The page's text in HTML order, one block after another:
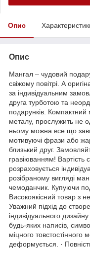
Опис
Опис
Мангал – чудовий
свіжому повітрі. А
за індивідуальним
друга турботою та
подарунків. Компактний
металу, прослужить не
ньому можна все що
мотивуючі фрази або
близький друг.
гравіюванням! Вартість
розраховується
розібраному вигляді
чемоданчик. Купуючи
Високоякісний товар з
Уважний підхід до
індивідуального
будь-яких написів,
міцного товстостінного
деформується. ·